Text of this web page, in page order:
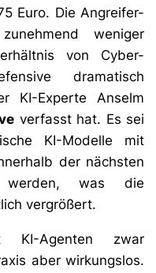
Euro. Die Angreifer-
weniger
von Cyber-
dramatisch
KI-Experte Anselm
verfasst hat. Es sei
KI-Modelle mit
der nächsten
werden, was die
vergrößert.
Agenten zwar
aber wirkungslos.